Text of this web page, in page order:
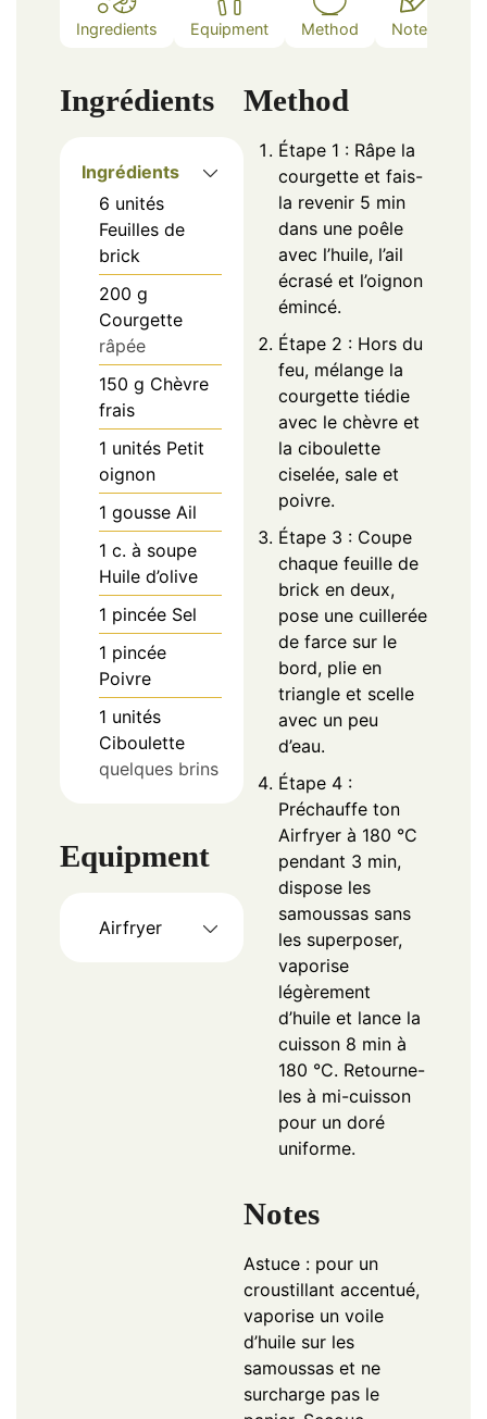
Ingredients Equipment Method Notes
Ingrédients
Ingrédients
6 unités
Feuilles de
brick
200 g
Courgette
râpée
150 g Chèvre
frais
1 unités Petit
oignon
1 gousse Ail
1 c. à soupe
Huile d’olive
1 pincée Sel
1 pincée
Poivre
1 unités
Ciboulette
quelques brins
Equipment
Airfryer
Method
Étape 1 : Râpe la
courgette et fais-
la revenir 5 min
dans une poêle
avec l’huile, l’ail
écrasé et l’oignon
émincé.
Étape 2 : Hors du
feu, mélange la
courgette tiédie
avec le chèvre et
la ciboulette
ciselée, sale et
poivre.
Étape 3 : Coupe
chaque feuille de
brick en deux,
pose une cuillerée
de farce sur le
bord, plie en
triangle et scelle
avec un peu
d’eau.
Étape 4 :
Préchauffe ton
Airfryer à 180 °C
pendant 3 min,
dispose les
samoussas sans
les superposer,
vaporise
légèrement
d’huile et lance la
cuisson 8 min à
180 °C. Retourne-
les à mi-cuisson
pour un doré
uniforme.
Notes
Astuce : pour un
croustillant accentué,
vaporise un voile
d’huile sur les
samoussas et ne
surcharge pas le